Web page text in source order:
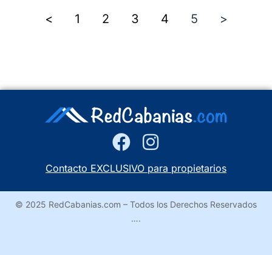
< 1 2 3 4 5 >
Contacto EXCLUSIVO para propietarios
© 2025 RedCabanias.com – Todos los Derechos Reservados
….